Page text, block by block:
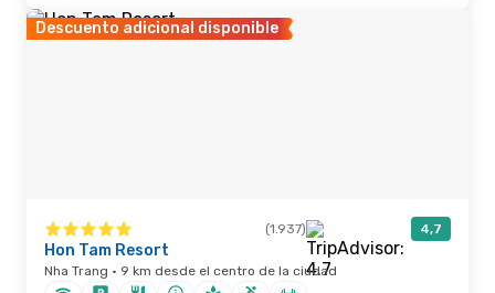
Descuento adicional disponible
(1.937) 4,7
Hon Tam Resort
Nha Trang · 9 km desde el centro de la ciudad